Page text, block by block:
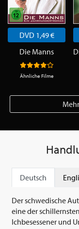
DVD 1,49 €
Die Manns
Ähnliche Filme
Deutsch
Der schwedische
eine der
Ichbesessener und